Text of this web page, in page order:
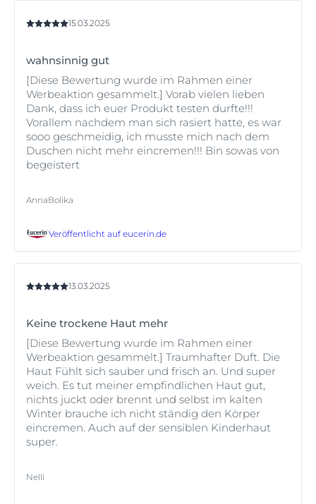
15.03.2025
wahnsinnig gut
[Diese Bewertung wurde im Rahmen einer
Werbeaktion gesammelt.] Vorab vielen lieben
Dank, dass ich euer Produkt testen durfte!!!
Vorallem nachdem man sich rasiert hatte, es war
sooo geschmeidig, ich musste mich nach dem
Duschen nicht mehr eincremen!!! Bin sowas von
begeistert
AnnaBolika
Veröffentlicht auf eucerin.de
13.03.2025
Keine trockene Haut mehr
[Diese Bewertung wurde im Rahmen einer
Werbeaktion gesammelt.] Traumhafter Duft. Die
Haut Fühlt sich sauber und frisch an. Und super
weich. Es tut meiner empfindlichen Haut gut,
nichts juckt oder brennt und selbst im kalten
Winter brauche ich nicht ständig den Körper
eincremen. Auch auf der sensiblen Kinderhaut
super.
Nelli